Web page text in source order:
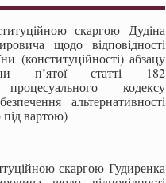
скаргою Дудіна
щодо відповідності
(конституційності) абзацу
п’ятої статті 182
кодексу
альтернативності
вартою)
скаргою Гудиренка